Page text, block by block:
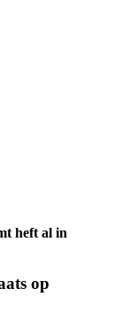
heft al in
op